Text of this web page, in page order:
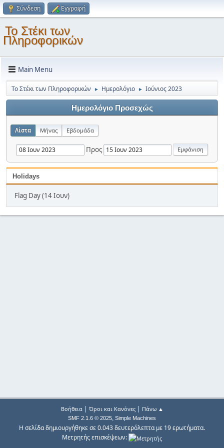
Σύνδεση Εγγραφή
Το Στέκι των
Πληροφορικών
Main Menu
Το Στέκι των Πληροφορικών ► Ημερολόγιο ► Ιούνιος 2023
Ημερολόγιο Προσεχώς
Λίστα Μήνας Εβδομάδα
Προς
Holidays
Flag Day (14 Ιουν)
Βοήθεια| Όροι και Κανόνες| Πάνω ▲
SMF 2.1.6 © 2025, Simple Machines
Η σελίδα δημιουργήθηκε σε 0.043 δευτερόλεπτα με 19 ερωτήματα.
Μετρητής επισκέψεων: